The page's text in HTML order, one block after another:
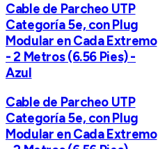
Cable de Parcheo UTP
Categoría 5e, con Plug
Modular en Cada Extremo
- 2 Metros (6.56 Pies) -
Azul
Cable de Parcheo UTP
Categoría 5e, con Plug
Modular en Cada Extremo